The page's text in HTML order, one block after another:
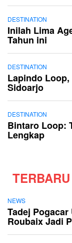
DESTINATION
Inilah Lima
Tahun ini
DESTINATION
Lapindo
Sidoarjo
DESTINATION
Bintaro Loop:
Lengkap
TERBARU
NEWS
Tadej
Roubaix Jadi